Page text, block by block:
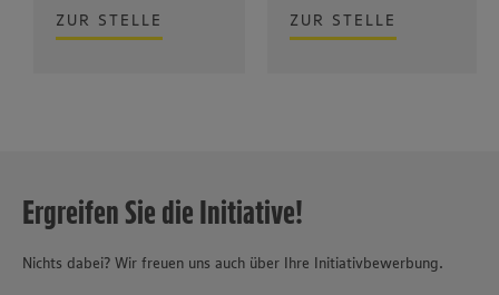
ZUR STELLE ZUR STELLE
Ergreifen Sie die Initiative!
Nichts dabei? Wir freuen uns auch über Ihre Initiativbewerbung.